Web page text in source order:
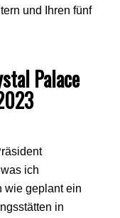
und Ihren fünf
Palace
ich
wie geplant ein
in